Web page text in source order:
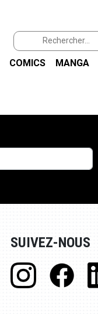
COMICS MANGA
SUIVEZ-NOUS